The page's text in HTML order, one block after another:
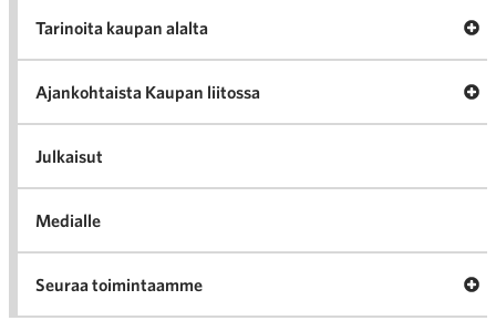
Tarinoita kaupan alalta
Ajankohtaista Kaupan liitossa
Julkaisut
Medialle
Seuraa toimintaamme